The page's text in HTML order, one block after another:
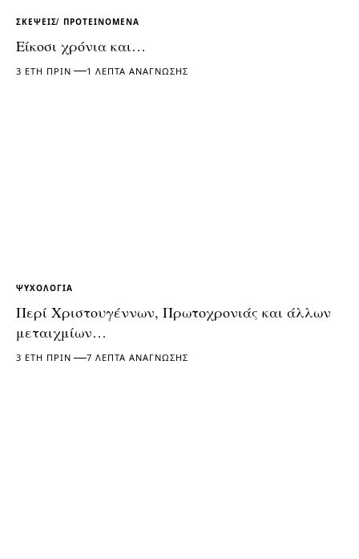
ΣΚΈΨΕΙΣ ΠΡΟΤΕΙΝΌΜΕΝΑ
Είκοσι χρόνια και…
3 ΈΤΗ ΠΡΙΝ 1 ΛΕΠΤΆ ΑΝΆΓΝΩΣΗΣ
ΨΥΧΟΛΟΓΊΑ
Περί Χριστουγέννων, Πρωτοχρονιάς και άλλων
μεταιχμίων…
3 ΈΤΗ ΠΡΙΝ 7 ΛΕΠΤΆ ΑΝΆΓΝΩΣΗΣ